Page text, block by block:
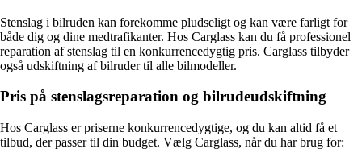
Stenslag i bilruden kan forekomme pludseligt og kan være farligt for
både dig og dine medtrafikanter. Hos Carglass kan du få professionel
reparation af stenslag til en konkurrencedygtig pris. Carglass tilbyder
også udskiftning af bilruder til alle bilmodeller.
Pris på stenslagsreparation og bilrudeudskiftning
Hos Carglass er priserne konkurrencedygtige, og du kan altid få et
tilbud, der passer til din budget. Vælg Carglass, når du har brug for: